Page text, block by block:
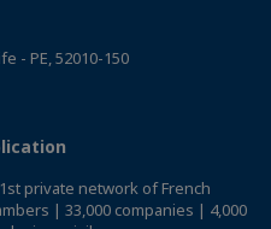
- PE, 52010-150
private network of French
| 33,000 companies | 4,000